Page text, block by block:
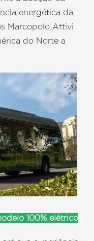
energética da
Marcopolo Attivi
do Norte a
100% elétrico